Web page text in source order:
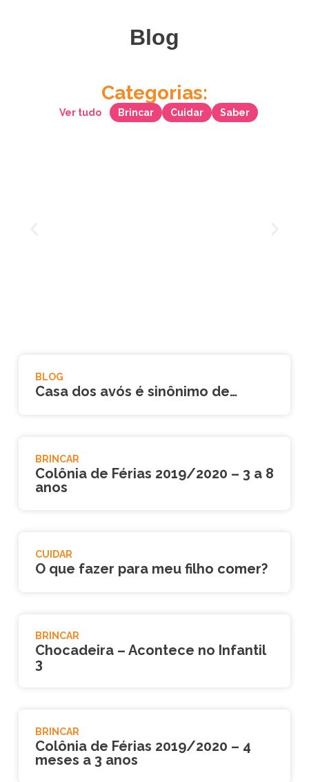
Blog
Categorias:
Brincar Cuidar Saber
Ver tudo
BLOG
Casa dos avós é sinônimo de…
BRINCAR
Colônia de Férias 2019/2020 – 3 a 8
anos
CUIDAR
O que fazer para meu filho comer?
BRINCAR
Chocadeira – Acontece no Infantil
3
BRINCAR
Colônia de Férias 2019/2020 – 4
meses a 3 anos